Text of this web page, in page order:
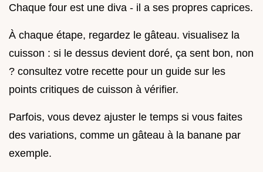
Chaque four est une diva - il a ses propres caprices.
À chaque étape, regardez le gâteau. visualisez la
cuisson : si le dessus devient doré, ça sent bon, non
? consultez votre recette pour un guide sur les
points critiques de cuisson à vérifier.
Parfois, vous devez ajuster le temps si vous faites
des variations, comme un gâteau à la banane par
exemple.